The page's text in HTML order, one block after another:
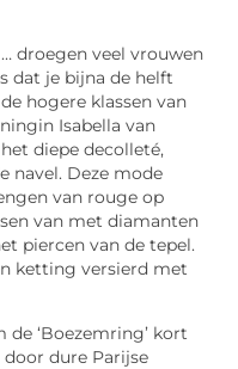
droegen veel vrouwen
dat je bijna de helft
hogere klassen van
Isabella van
diepe decolleté,
navel. Deze mode
van rouge op
van met diamanten
piercen van de tepel.
ketting versierd met
de ‘Boezemring’ kort
dure Parijse